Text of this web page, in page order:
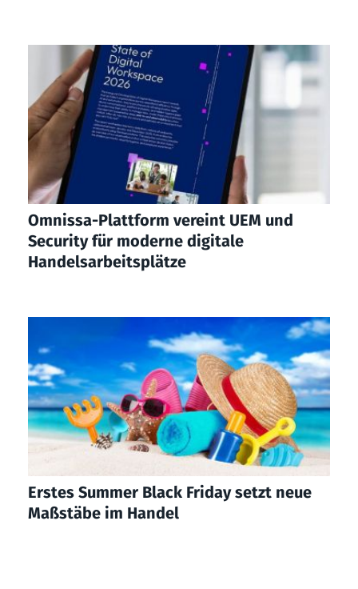
Omnissa-Plattform vereint UEM und
Security für moderne digitale
Handelsarbeitsplätze
Erstes Summer Black Friday setzt neue
Maßstäbe im Handel